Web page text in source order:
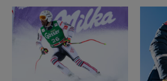
ADRIEN THEAUX
Frankreich
GEBURTSJAHR
NATION
1992